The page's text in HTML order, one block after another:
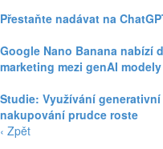
Přestaňte nadávat na
Google Nano Banana nabízí
marketing mezi genAI
Studie: Využívání
nakupování prudce roste
‹ Zpět